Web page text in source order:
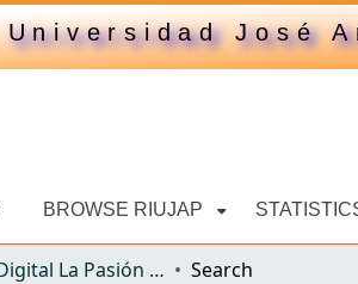
Universidad José
BROWSE RIUJAP
Revista Digital La Pasión del Saber (RDLPS) Search